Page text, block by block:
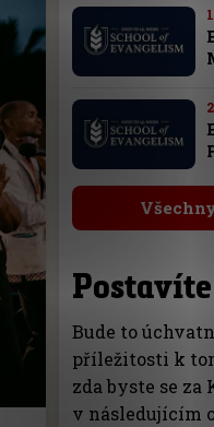
Postavíte
Bude to
příležitosti k
zda byste se
v následujícím